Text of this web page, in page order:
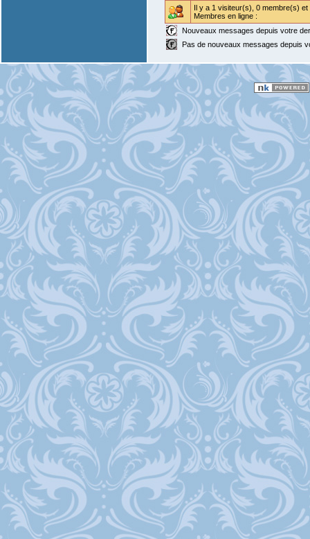
Il y a 1 visiteur(s), 0 membre(s)
Membres en ligne :
Nouveaux messages depuis votre
Pas de nouveaux messages depuis